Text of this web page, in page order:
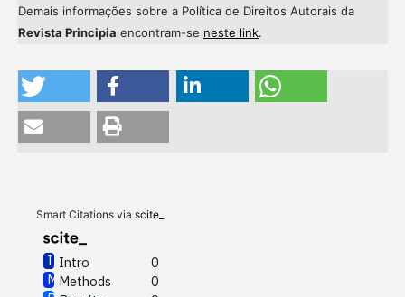
Demais informações sobre a Política de Direitos Autorais da
Revista Principia encontram-se neste link.
Smart Citations via scite_
Intro
0
Methods
0